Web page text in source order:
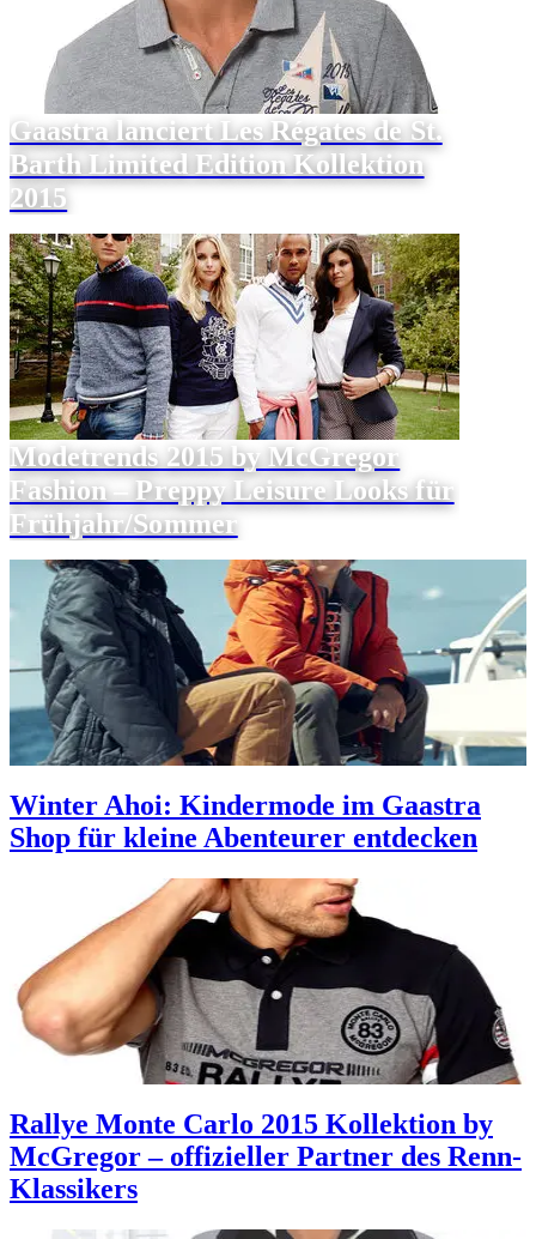
Gaastra lanciert Les Régates de St.
Barth Limited Edition Kollektion
2015
Modetrends 2015 by McGregor
Fashion – Preppy Leisure Looks für
Frühjahr/Sommer
Winter Ahoi: Kindermode im Gaastra
Shop für kleine Abenteurer entdecken
Rallye Monte Carlo 2015 Kollektion by
McGregor – offizieller Partner des Renn-
Klassikers